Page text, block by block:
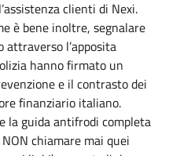
clienti di Nexi.
è bene inoltre, segnalare
l’apposita
hanno firmato un
e il contrasto dei
finanziario italiano.
la guida antifrodi completa
chiamare mai quei